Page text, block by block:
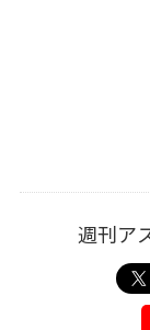
週刊ア